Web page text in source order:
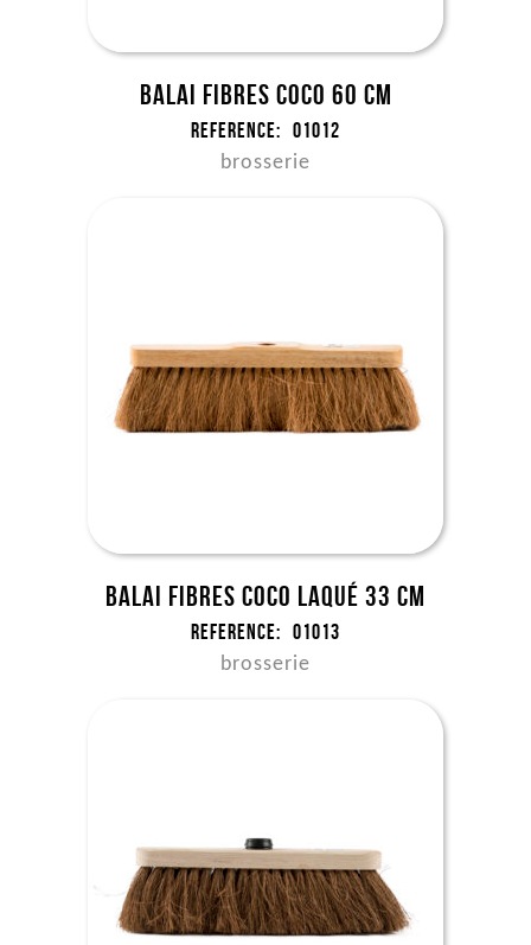
Balai fibres coco 60 cm
Reference: 01012
brosserie
Balai fibres coco laqué 33 cm
Reference: 01013
brosserie